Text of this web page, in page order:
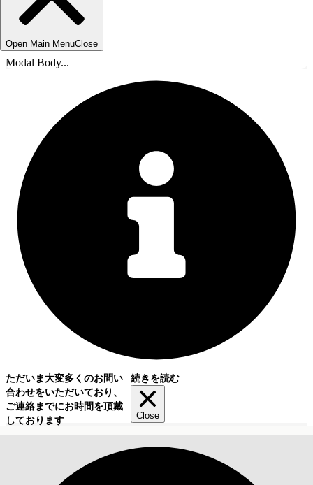
Open Main MenuClose
Modal Body...
ただいま大変多くのお問い
合わせをいただいており、
ご連絡までにお時間を頂戴
しております
続きを読む
Close